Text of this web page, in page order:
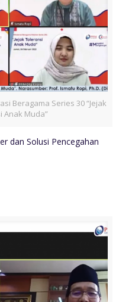
Beragama Series 30 “Jejak
Anak Muda”
dan Solusi Pencegahan